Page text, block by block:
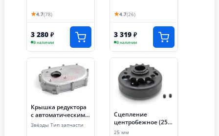
★4.7(78)
3 280 ₽
В наличии
★4.7(26)
3 319 ₽
В наличии
Крышка редуктора
с автоматическим
сцеплением
168FR,168F-2R,170FR
Звёзды Тип запчасти
Сцепление
центробежное (25
мм, звезда 520-14T)
25 мм